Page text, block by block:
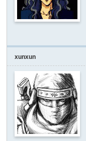
xunxun